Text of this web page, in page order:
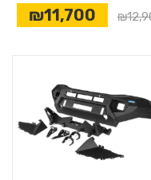
₪11,700